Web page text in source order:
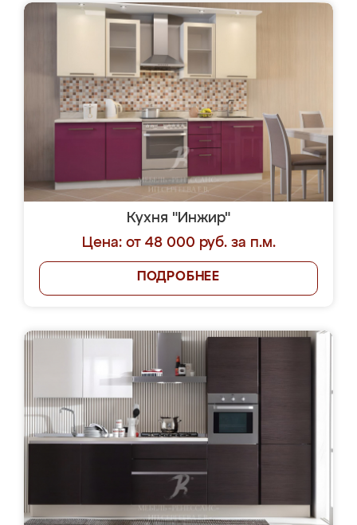
Кухня "Инжир"
Цена: от 48 000 руб. за п.м.
ПОДРОБНЕЕ